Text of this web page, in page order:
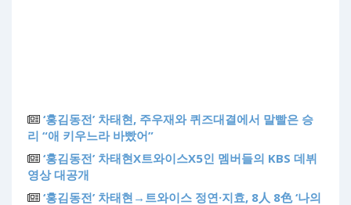
‘홍김동전’ 차태현, 주우재와 퀴즈대결에서 말빨은 승
리 “애 키우느라 바빴어”
‘홍김동전’ 차태현X트와이스X5인 멤버들의 KBS 데뷔
영상 대공개
‘홍김동전’ 차태현→트와이스 정연·지효, 8人 8色 ‘나의